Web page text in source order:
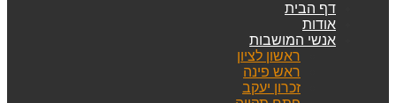
דף הבית
אודות
אנשי המושבות
ראשון לציון
ראש פינה
זכרון יעקב